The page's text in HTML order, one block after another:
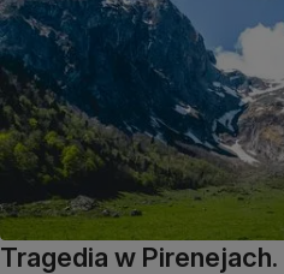
Tragedia w